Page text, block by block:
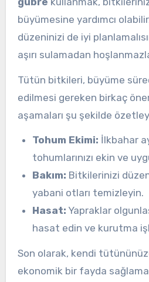
büyümesine yardımcı
düzeninizi de iyi
aşırı sulamadan
Tütün bitkileri, büyüme
edilmesi gereken birkaç
aşamaları şu şekilde
Tohum Ekimi: İlkbahar
tohumlarınızı ekin ve
Bakım: Bitkilerinizi
yabani otları temizleyin.
Hasat: Yapraklar
hasat edin ve kurutma
Son olarak, kendi
ekonomik bir fayda